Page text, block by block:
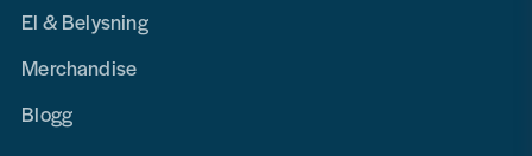
El & Belysning
Merchandise
Blogg